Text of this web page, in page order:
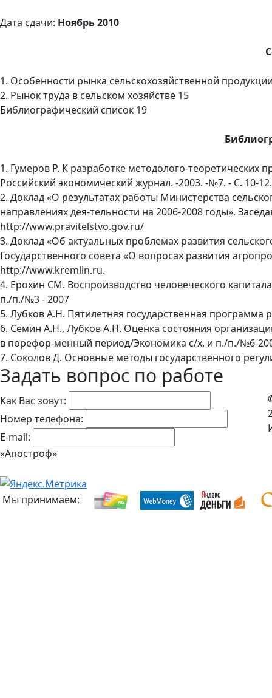
Дата сдачи: Ноябрь 2010
1. Особенности рынка сельскохозяйственной
2. Рынок труда в сельском хозяйстве 15
Библиографический список 19
1. Гумеров Р. К разработке методолого-
Российский экономический журнал. -2003. -№7. - С. 10-12.
2. Доклад «О результатах работы Министерства
направлениях дея-тельности на 2006-2008 годы».
http://www.pravitelstvo.gov.ru/
3. Доклад «Об актуальных проблемах развития
Государственного совета «О вопросах развития
http://www.kremlin.ru.
4. Ерохин СМ. Воспроизводство человеческого
п./п./№3 - 2007
5. Лубков А.Н. Пятилетняя государственная
6. Семин А.Н., Лубков А.Н. Оценка состояния
в порефор-менный период/Экономика с/х. и п./п./№6-
7. Соколов Д. Основные методы государственного
Задать вопрос по работе
Как Вас зовут:
Номер телефона:
E-mail:
«Апостроф»
Мы принимаем: